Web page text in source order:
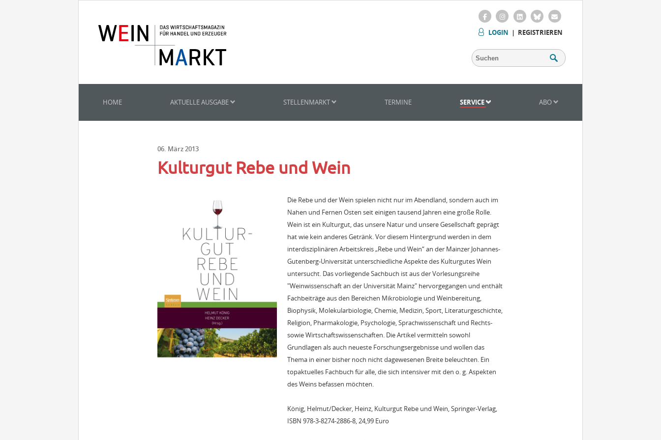
LOGIN | REGISTRIEREN
HOME AKTUELLE AUSGABE STELLENMARKT TERMINE SERVICE ABO
06. März 2013
Kulturgut Rebe und Wein
Die Rebe und der Wein spielen nicht nur im Abendland, sondern auch im
Nahen und Fernen Osten seit einigen tausend Jahren eine große Rolle.
Wein ist ein Kulturgut, das unsere Natur und unsere Gesellschaft geprägt
hat wie kein anderes Getränk. Vor diesem Hintergrund werden in dem
interdisziplinären Arbeitskreis „Rebe und Wein“ an der Mainzer Johannes-
Gutenberg-Universität unterschiedliche Aspekte des Kulturgutes Wein
untersucht. Das vorliegende Sachbuch ist aus der Vorlesungsreihe
"Weinwissenschaft an der Universität Mainz" hervorgegangen und enthält
Fachbeiträge aus den Bereichen Mikrobiologie und Weinbereitung,
Biophysik, Molekularbiologie, Chemie, Medizin, Sport, Literaturgeschichte,
Religion, Pharmakologie, Psychologie, Sprachwissenschaft und Rechts-
sowie Wirtschaftswissenschaften. Die Artikel vermitteln sowohl
Grundlagen als auch neueste Forschungsergebnisse und wollen das
Thema in einer bisher noch nicht dagewesenen Breite beleuchten. Ein
topaktuelles Fachbuch für alle, die sich intensiver mit den o. g. Aspekten
des Weins befassen möchten.
König, Helmut/Decker, Heinz, Kulturgut Rebe und Wein, Springer-Verlag,
ISBN 978-3-8274-2886-8, 24,99 Euro